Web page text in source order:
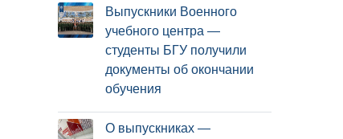
Выпускники Военного
учебного центра —
студенты БГУ получили
документы об окончании
обучения
О выпускниках —